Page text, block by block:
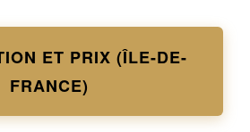
ET PRIX (ÎLE-DE-
FRANCE)